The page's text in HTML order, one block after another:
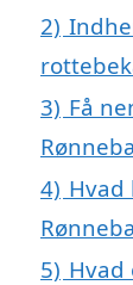
2)
3) Få
4)
5) Hvad